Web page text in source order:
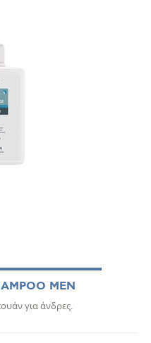
MEN
για άνδρες.